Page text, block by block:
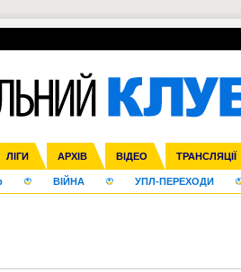
ЛІГИ АРХІВ ВІДЕО ТРАНСЛЯЦІЇ
Перша ліга Друга ліга Кубок України
Міжнародні Ліга націй Ліга
Німеччина Франція Інші
Росія Кубок конфедерацій ЧЄ-2015 (U-
ВІЙНА УПЛ-ПЕРЕХОДИ